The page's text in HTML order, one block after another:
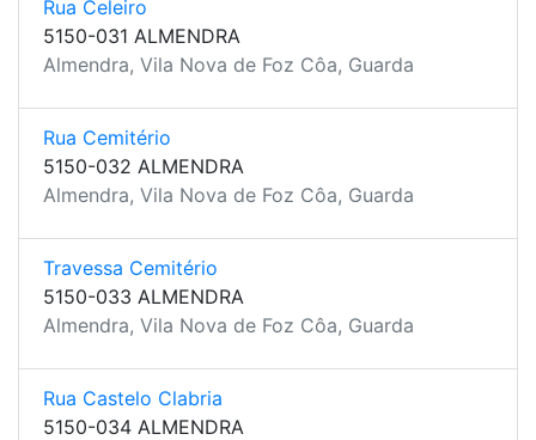
Rua Celeiro
5150-031 ALMENDRA
Almendra, Vila Nova de Foz Côa, Guarda
Rua Cemitério
5150-032 ALMENDRA
Almendra, Vila Nova de Foz Côa, Guarda
Travessa Cemitério
5150-033 ALMENDRA
Almendra, Vila Nova de Foz Côa, Guarda
Rua Castelo Clabria
5150-034 ALMENDRA